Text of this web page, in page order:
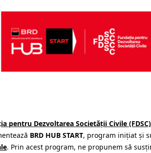
pentru Dezvoltarea Societății Civile (FDSC)
BRD HUB START, program inițiat și
. Prin acest program, ne propunem să